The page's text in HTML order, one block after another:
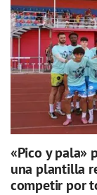
«Pico y pala»
una plantilla
competir por